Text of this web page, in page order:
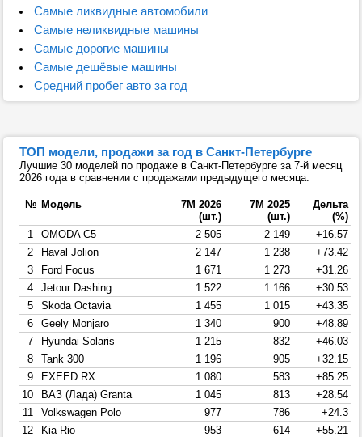
Самые ликвидные автомобили
Самые неликвидные машины
Самые дорогие машины
Самые дешёвые машины
Средний пробег авто за год
ТОП модели, продажи за год в Санкт-Петербурге
Лучшие 30 моделей по продаже в Санкт-Петербурге за 7-й месяц
2026 года в сравнении с продажами предыдущего месяца.
№ Модель
7М 2026
(шт.)
7М 2025
(шт.)
Дельта
(%)
1
OMODA C5 2 505 2 149
+16.57
2
Haval Jolion 2 147 1 238
+73.42
3
Ford Focus 1 671 1 273
+31.26
4
Jetour Dashing 1 522 1 166
+30.53
5
Skoda Octavia 1 455 1 015
+43.35
6
Geely Monjaro 1 340 900
+48.89
7
Hyundai Solaris 1 215 832
+46.03
8
Tank 300 1 196 905
+32.15
9
EXEED RX 1 080 583
+85.25
10
ВАЗ (Лада) Granta 1 045 813
+28.54
11
Volkswagen Polo 977 786
+24.3
12
Kia Rio 953 614
+55.21